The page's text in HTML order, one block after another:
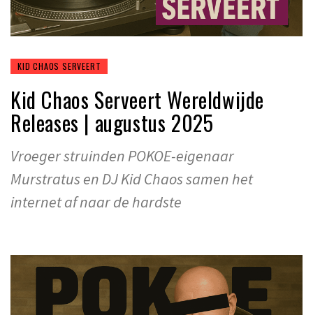
KID CHAOS SERVEERT
Kid Chaos Serveert Wereldwijde
Releases | augustus 2025
Vroeger struinden POKOE-eigenaar
Murstratus en DJ Kid Chaos samen het
internet af naar de hardste